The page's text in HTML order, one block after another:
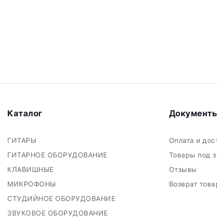
Каталог
ГИТАРЫ
ГИТАРНОЕ ОБОРУДОВАНИЕ
КЛАВИШНЫЕ
МИКРОФОНЫ
СТУДИЙНОЕ ОБОРУДОВАНИЕ
ЗВУКОВОЕ ОБОРУДОВАНИЕ
Оплата и
Товары под
Отзывы
Возврат